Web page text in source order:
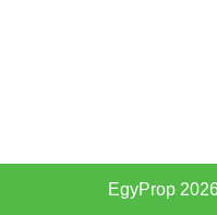
EgyProp